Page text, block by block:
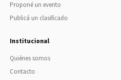
Proponé un evento
Publicá un clasificado
Institucional
Quiénes somos
Contacto